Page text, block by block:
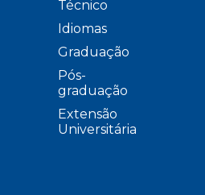
Técnico
Idiomas
Graduação
Pós-
graduação
Extensão
Universitária